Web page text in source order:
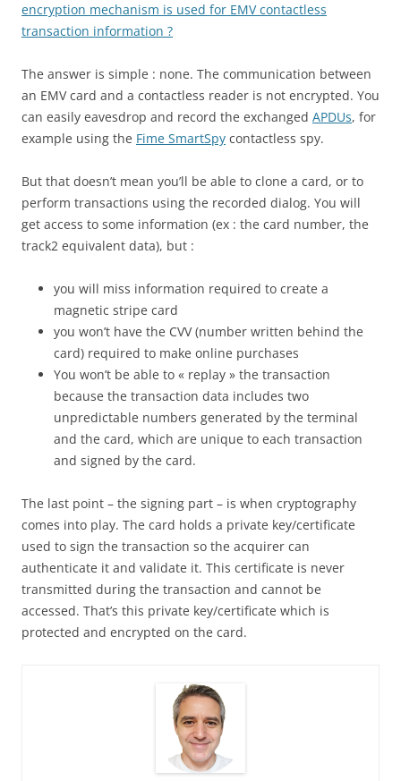
encryption mechanism is used for EMV contactless
transaction information ?
The answer is simple : none. The communication between
an EMV card and a contactless reader is not encrypted. You
can easily eavesdrop and record the exchanged APDUs, for
example using the Fime SmartSpy contactless spy.
But that doesn’t mean you’ll be able to clone a card, or to
perform transactions using the recorded dialog. You will
get access to some information (ex : the card number, the
track2 equivalent data), but :
you will miss information required to create a
magnetic stripe card
you won’t have the CVV (number written behind the
card) required to make online purchases
You won’t be able to « replay » the transaction
because the transaction data includes two
unpredictable numbers generated by the terminal
and the card, which are unique to each transaction
and signed by the card.
The last point – the signing part – is when cryptography
comes into play. The card holds a private key/certificate
used to sign the transaction so the acquirer can
authenticate it and validate it. This certificate is never
transmitted during the transaction and cannot be
accessed. That’s this private key/certificate which is
protected and encrypted on the card.